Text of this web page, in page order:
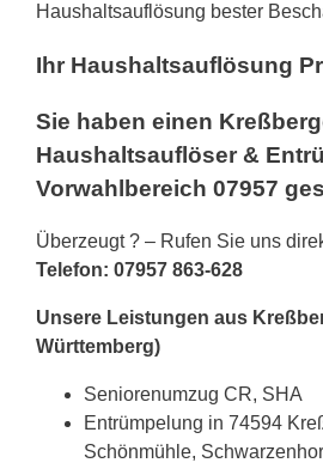
Haushaltsauflösung bester
Ihr Haushaltsauflösung
Sie haben einen
Haushaltsauflöser &
Vorwahlbereich 07957
Überzeugt ? – Rufen Sie uns
Telefon: 07957 863-628
Unsere Leistungen aus
Württemberg)
Seniorenumzug CR, SHA
Entrümpelung in 74594
Schönmühle,